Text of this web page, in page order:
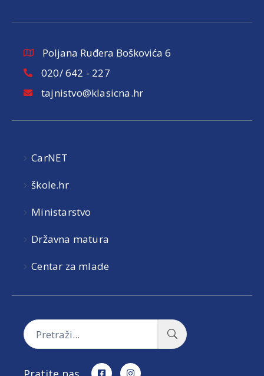
Poljana Ruđera Boškovića 6
020/ 642 - 227
tajnistvo@klasicna.hr
CarNET
škole.hr
Ministarstvo
Državna matura
Centar za mlade